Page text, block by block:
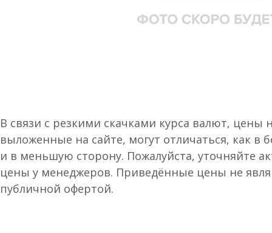
В связи с резкими скачками курса валют, цены
выложенные на сайте, могут отличаться, как в
и в меньшую сторону. Пожалуйста, уточняйте
цены у менеджеров. Приведённые цены не
публичной офертой.